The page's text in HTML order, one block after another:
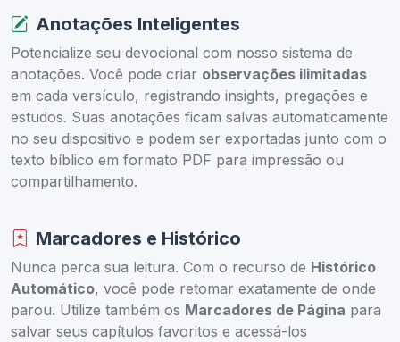
Anotações Inteligentes
Potencialize seu devocional com nosso sistema de
anotações. Você pode criar observações ilimitadas
em cada versículo, registrando insights, pregações e
estudos. Suas anotações ficam salvas automaticamente
no seu dispositivo e podem ser exportadas junto com o
texto bíblico em formato PDF para impressão ou
compartilhamento.
Marcadores e Histórico
Nunca perca sua leitura. Com o recurso de Histórico
Automático, você pode retomar exatamente de onde
parou. Utilize também os Marcadores de Página para
salvar seus capítulos favoritos e acessá-los